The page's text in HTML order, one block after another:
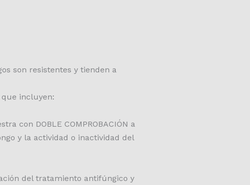
son resistentes y tienden a
incluyen:
con DOBLE COMPROBACIÓN a
y la actividad o inactividad del
del tratamiento antifúngico y